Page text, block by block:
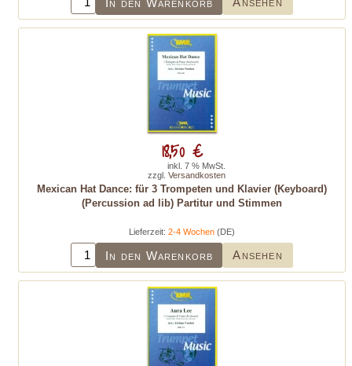
Mexican Hat Dance: für 3 Trompeten und Klavier (Keyboard)
(Percussion ad lib) Partitur und Stimmen
Lieferzeit: 2-4 Wochen (DE)
In den Warenkorb Ansehen
18,50 €
inkl. 7 % MwSt.
zzgl. Versandkosten